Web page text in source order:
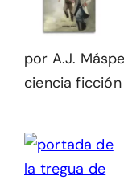
por A.J.
ciencia